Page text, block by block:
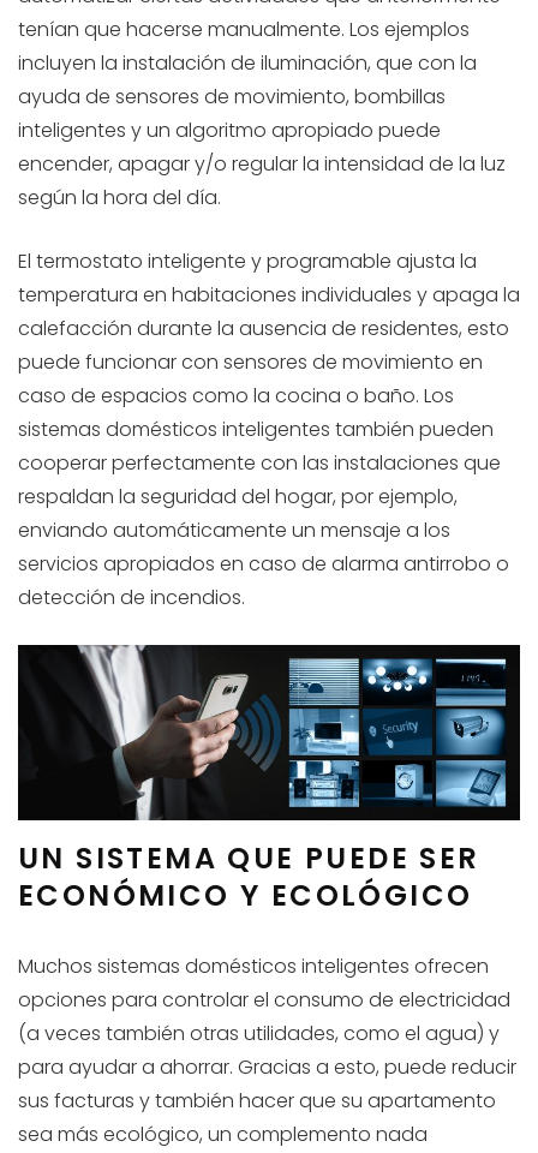
tenían que hacerse manualmente. Los ejemplos
incluyen la instalación de iluminación, que con la
ayuda de sensores de movimiento, bombillas
inteligentes y un algoritmo apropiado puede
encender, apagar y/o regular la intensidad de la luz
según la hora del día.
El termostato inteligente y programable ajusta la
temperatura en habitaciones individuales y apaga la
calefacción durante la ausencia de residentes, esto
puede funcionar con sensores de movimiento en
caso de espacios como la cocina o baño. Los
sistemas domésticos inteligentes también pueden
cooperar perfectamente con las instalaciones que
respaldan la seguridad del hogar, por ejemplo,
enviando automáticamente un mensaje a los
servicios apropiados en caso de alarma antirrobo o
detección de incendios.
UN SISTEMA QUE PUEDE SER
ECONÓMICO Y ECOLÓGICO
Muchos sistemas domésticos inteligentes ofrecen
opciones para controlar el consumo de electricidad
(a veces también otras utilidades, como el agua) y
para ayudar a ahorrar. Gracias a esto, puede reducir
sus facturas y también hacer que su apartamento
sea más ecológico, un complemento nada